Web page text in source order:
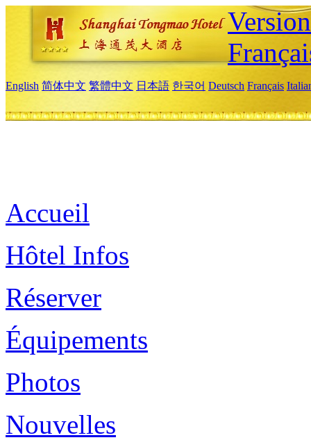
English 简体中文 繁體中文 日本語 한국어 Deutsch Français
Accueil
Hôtel Infos
Réserver
Équipements
Photos
Nouvelles